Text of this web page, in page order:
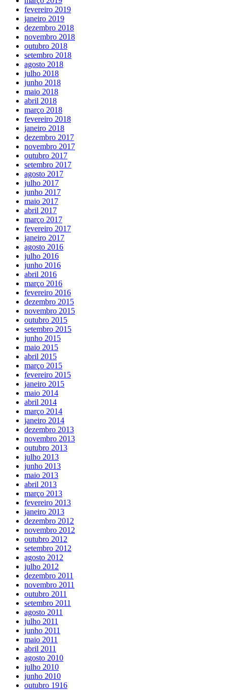
fevereiro 2019
janeiro 2019
dezembro 2018
novembro 2018
outubro 2018
setembro 2018
agosto 2018
julho 2018
junho 2018
maio 2018
abril 2018
março 2018
fevereiro 2018
janeiro 2018
dezembro 2017
novembro 2017
outubro 2017
setembro 2017
agosto 2017
julho 2017
junho 2017
maio 2017
abril 2017
março 2017
fevereiro 2017
janeiro 2017
agosto 2016
julho 2016
junho 2016
abril 2016
março 2016
fevereiro 2016
dezembro 2015
novembro 2015
outubro 2015
setembro 2015
junho 2015
maio 2015
abril 2015
março 2015
fevereiro 2015
janeiro 2015
maio 2014
abril 2014
março 2014
janeiro 2014
dezembro 2013
novembro 2013
outubro 2013
julho 2013
junho 2013
maio 2013
abril 2013
março 2013
fevereiro 2013
janeiro 2013
dezembro 2012
novembro 2012
outubro 2012
setembro 2012
agosto 2012
julho 2012
dezembro 2011
novembro 2011
outubro 2011
setembro 2011
agosto 2011
julho 2011
junho 2011
maio 2011
abril 2011
agosto 2010
julho 2010
junho 2010
outubro 1916